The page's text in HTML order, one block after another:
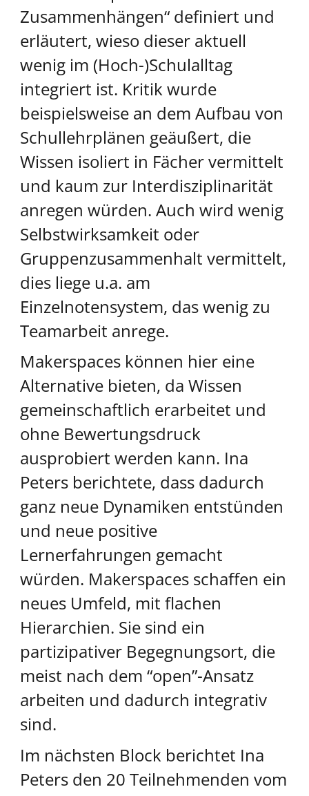
Zusammenhängen“ definiert und
erläutert, wieso dieser aktuell
wenig im (Hoch-)Schulalltag
integriert ist. Kritik wurde
beispielsweise an dem Aufbau von
Schullehrplänen geäußert, die
Wissen isoliert in Fächer vermittelt
und kaum zur Interdisziplinarität
anregen würden. Auch wird wenig
Selbstwirksamkeit oder
Gruppenzusammenhalt vermittelt,
dies liege u.a. am
Einzelnotensystem, das wenig zu
Teamarbeit anrege.
Makerspaces können hier eine
Alternative bieten, da Wissen
gemeinschaftlich erarbeitet und
ohne Bewertungsdruck
ausprobiert werden kann. Ina
Peters berichtete, dass dadurch
ganz neue Dynamiken entstünden
und neue positive
Lernerfahrungen gemacht
würden. Makerspaces schaffen ein
neues Umfeld, mit flachen
Hierarchien. Sie sind ein
partizipativer Begegnungsort, die
meist nach dem “open”-Ansatz
arbeiten und dadurch integrativ
sind.
Im nächsten Block berichtet Ina
Peters den 20 Teilnehmenden vom